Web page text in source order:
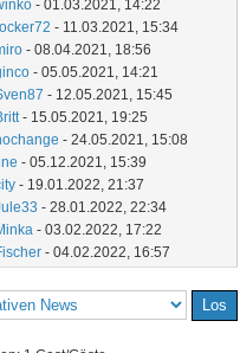
- 01.03.2021, 14:22
- 11.03.2021, 15:34
- 08.04.2021, 18:56
- 05.05.2021, 14:21
- 12.05.2021, 15:45
- 15.05.2021, 19:25
- 24.05.2021, 15:08
- 05.12.2021, 15:39
- 19.01.2022, 21:37
- 28.01.2022, 22:34
- 03.02.2022, 17:22
- 04.02.2022, 16:57